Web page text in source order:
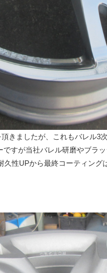
きましたが、これもバレル3
すが当社バレル研磨やブラ
性UPから最終コーティン